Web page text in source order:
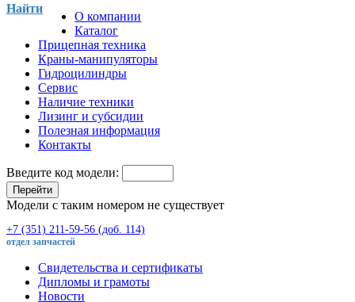
Найти
О компании
Каталог
Прицепная техника
Краны-манипуляторы
Гидроцилиндры
Сервис
Наличие техники
Лизинг и субсидии
Полезная информация
Контакты
Введите код модели:
Перейти
Модели с таким номером не существует
+7 (351) 211-59-56 (доб. 114)
отдел запчастей
Свидетельства и сертификаты
Дипломы и грамоты
Новости